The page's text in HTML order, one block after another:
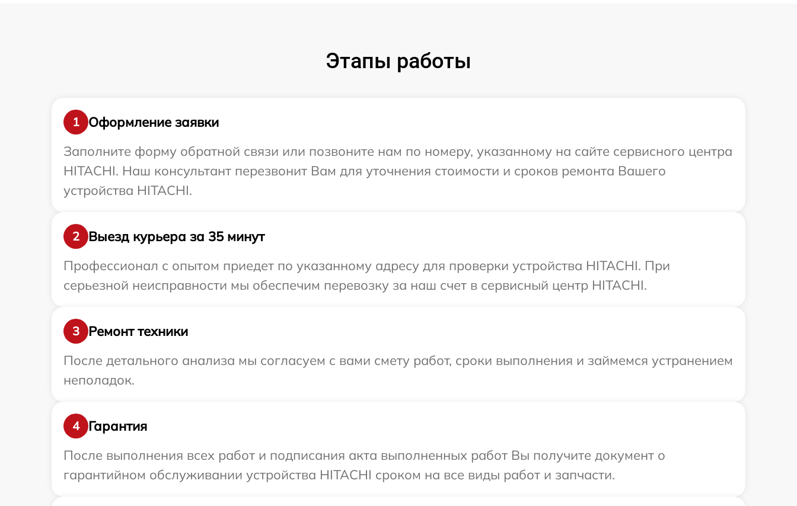
Этапы работы
1
Оформление заявки
Заполните форму обратной связи или позвоните нам по номеру, указанному на сайте сервисного центра
HITACHI. Наш консультант перезвонит Вам для уточнения стоимости и сроков ремонта Вашего
устройства HITACHI.
2
Выезд курьера за 35 минут
Профессионал с опытом приедет по указанному адресу для проверки устройства HITACHI. При
серьезной неисправности мы обеспечим перевозку за наш счет в сервисный центр HITACHI.
3
Ремонт техники
После детального анализа мы согласуем с вами смету работ, сроки выполнения и займемся устранением
неполадок.
4
Гарантия
После выполнения всех работ и подписания акта выполненных работ Вы получите документ о
гарантийном обслуживании устройства HITACHI сроком на все виды работ и запчасти.